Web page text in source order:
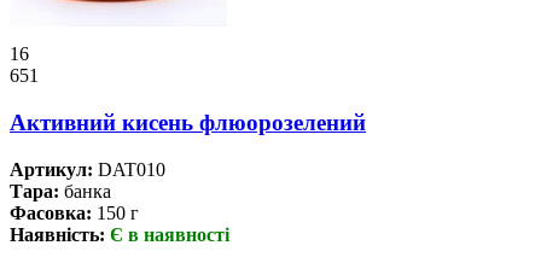
16
651
Активний кисень флюорозелений
Артикул: DAT010
Тара: банка
Фасовка: 150 г
Наявність: Є в наявності